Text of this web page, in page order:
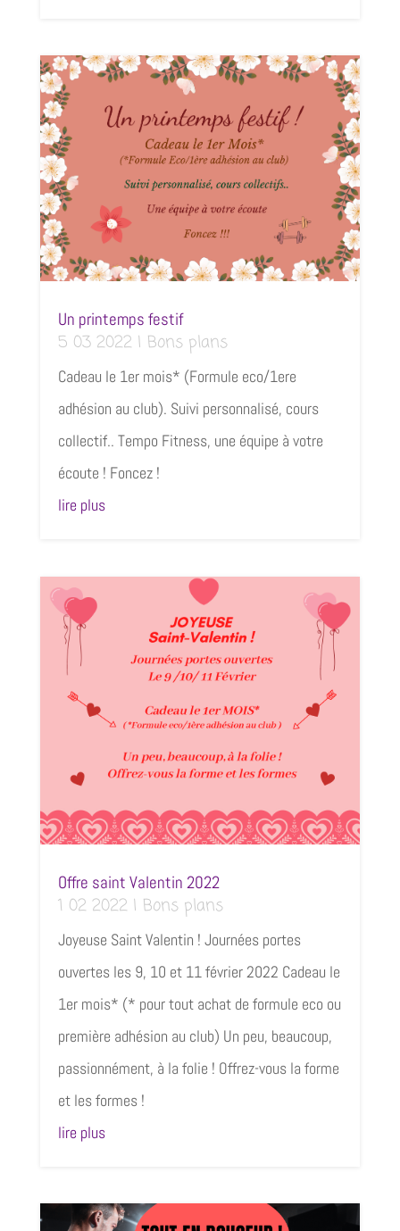
Un printemps festif
5 03 2022 | Bons plans
Cadeau le 1er mois* (Formule eco/1ere
adhésion au club). Suivi personnalisé, cours
collectif.. Tempo Fitness, une équipe à votre
écoute ! Foncez !
lire plus
Offre saint Valentin 2022
1 02 2022 | Bons plans
Joyeuse Saint Valentin ! Journées portes
ouvertes les 9, 10 et 11 février 2022 Cadeau le
1er mois* (* pour tout achat de formule eco ou
première adhésion au club) Un peu, beaucoup,
passionnément, à la folie ! Offrez-vous la forme
et les formes !
lire plus